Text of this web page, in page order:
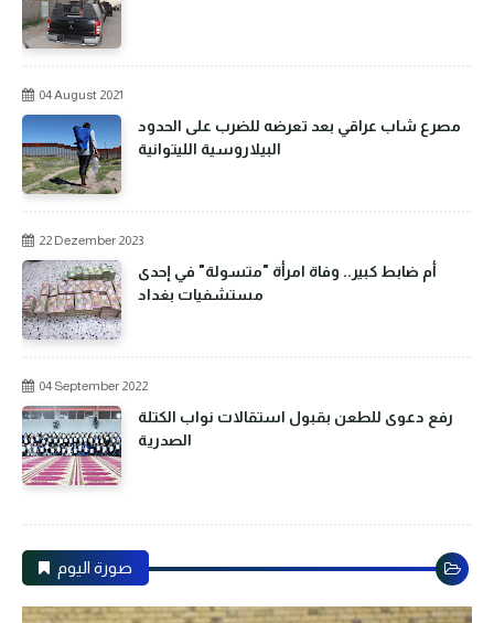
04 August 2021
مصرع شاب عراقي بعد تعرضه للضرب على الحدود
البيلاروسية الليتوانية
22 Dezember 2023
أم ضابط كبير.. وفاة امرأة "متسولة" في إحدى
مستشفيات بغداد
04 September 2022
رفع دعوى للطعن بقبول استقالات نواب الكتلة
الصدرية
صورة اليوم